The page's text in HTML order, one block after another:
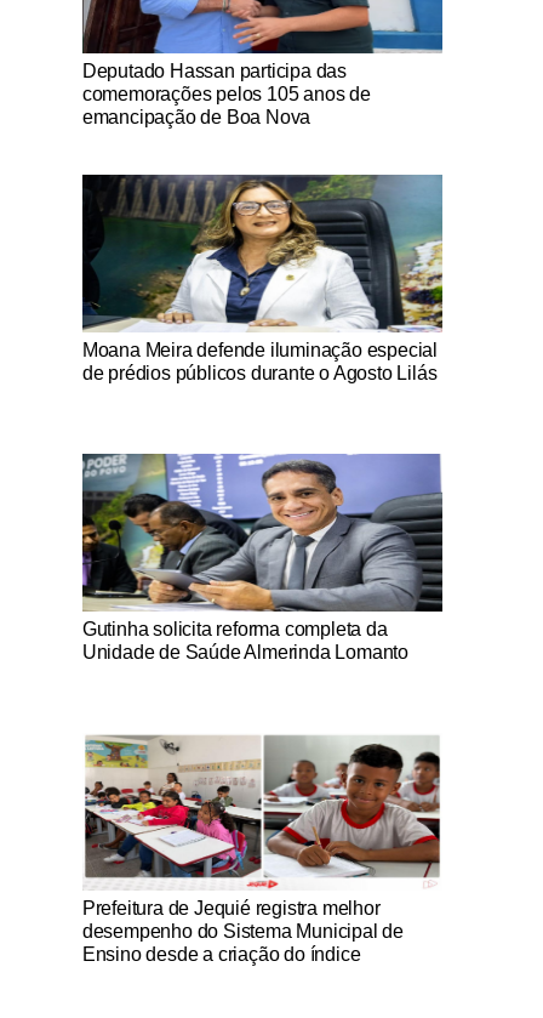
Notícias Católicas
Deputado Hassan participa das
comemorações pelos 105 anos de
emancipação de Boa Nova
Notícias Católicas
Moana Meira defende iluminação especial
de prédios públicos durante o Agosto Lilás
Notícias Católicas
Gutinha solicita reforma completa da
Unidade de Saúde Almerinda Lomanto
Notícias Católicas
Prefeitura de Jequié registra melhor
desempenho do Sistema Municipal de
Ensino desde a criação do índice